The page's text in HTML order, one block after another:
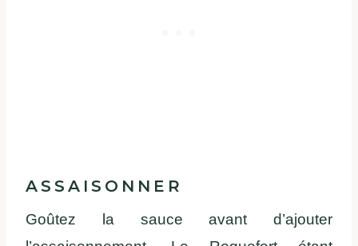
ASSAISONNER
Goûtez la sauce avant d’ajouter